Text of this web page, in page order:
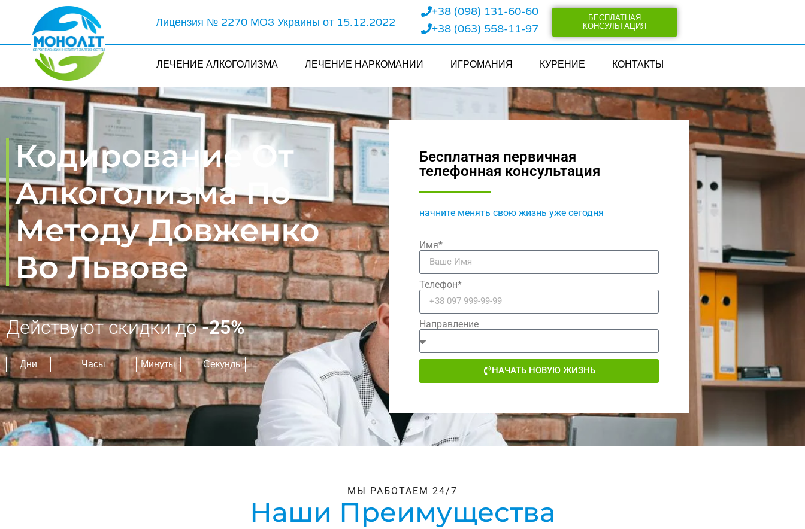
Лицензия № 2270 МОЗ Украины от 15.12.2022
+38 (098) 131-60-60
+38 (063) 558-11-97
БЕСПЛАТНАЯ
КОНСУЛЬТАЦИЯ
ЛЕЧЕНИЕ АЛКОГОЛИЗМА ЛЕЧЕНИЕ НАРКОМАНИИ ИГРОМАНИЯ КУРЕНИЕ КОНТАКТЫ
Кодирование От
Алкоголизма По
Методу Довженко
Во Львове
Действуют скидки до -25%
Дни Часы Минуты Секунды
Бесплатная первичная
телефонная консультация
начните менять свою жизнь уже сегодня
Имя*
Телефон*
Направление
НАЧАТЬ НОВУЮ ЖИЗНЬ
МЫ РАБОТАЕМ 24/7
Наши Преимущества